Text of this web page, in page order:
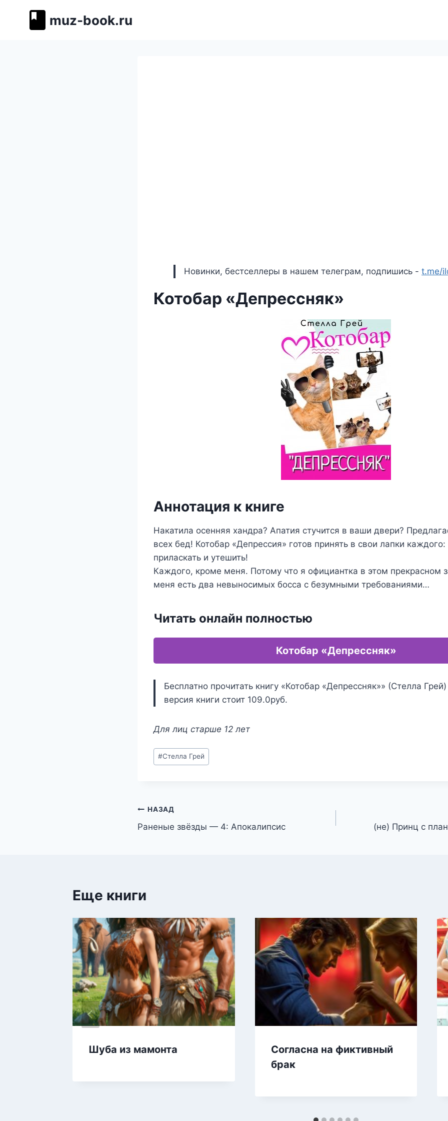
muz-book.ru
Новинки, бестселлеры в нашем телеграм, подпишись - t.me/
Котобар «Депрессняк»
Аннотация к книге
Накатила осенняя хандра? Апатия стучится в ваши двери?
всех бед! Котобар «Депрессия» готов принять в свои лапки каждого:
приласкать и утешить!
Каждого, кроме меня. Потому что я официантка в этом прекрасном
меня есть два невыносимых босса с безумными требованиями…
Читать онлайн полностью
Котобар «Депрессняк»
Бесплатно прочитать книгу «Котобар «Депрессняк»» (Стелла
версия книги стоит 109.0руб.
Для лиц старше 12 лет
Метки
записи:
#Стелла Грей
Навигация
по
НАЗАД
Раненые звёзды — 4: Апокалипсис (не) Принц с
Еще книги
Шуба из мамонта
Согласна на фиктивный
брак